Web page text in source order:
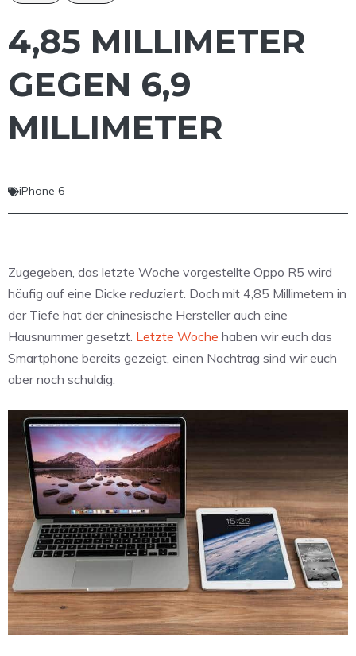
4,85 MILLIMETER
GEGEN 6,9
MILLIMETER
iPhone 6
Zugegeben, das letzte Woche vorgestellte Oppo R5 wird
häufig auf eine Dicke reduziert. Doch mit 4,85 Millimetern in
der Tiefe hat der chinesische Hersteller auch eine
Hausnummer gesetzt. Letzte Woche haben wir euch das
Smartphone bereits gezeigt, einen Nachtrag sind wir euch
aber noch schuldig.